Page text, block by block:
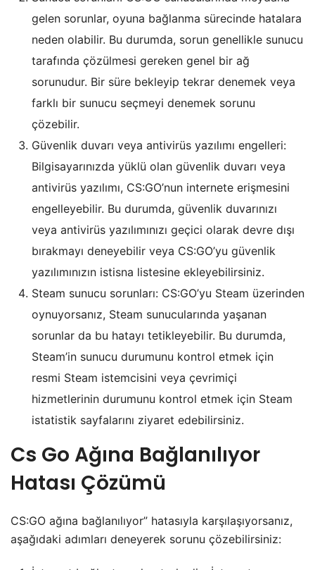
gelen sorunlar, oyuna bağlanma sürecinde hatalara
neden olabilir. Bu durumda, sorun genellikle sunucu
tarafında çözülmesi gereken genel bir ağ
sorunudur. Bir süre bekleyip tekrar denemek veya
farklı bir sunucu seçmeyi denemek sorunu
çözebilir.
Güvenlik duvarı veya antivirüs yazılımı engelleri:
Bilgisayarınızda yüklü olan güvenlik duvarı veya
antivirüs yazılımı, CS:GO’nun internete erişmesini
engelleyebilir. Bu durumda, güvenlik duvarınızı
veya antivirüs yazılımınızı geçici olarak devre dışı
bırakmayı deneyebilir veya CS:GO’yu güvenlik
yazılımınızın istisna listesine ekleyebilirsiniz.
Steam sunucu sorunları: CS:GO’yu Steam üzerinden
oynuyorsanız, Steam sunucularında yaşanan
sorunlar da bu hatayı tetikleyebilir. Bu durumda,
Steam’in sunucu durumunu kontrol etmek için
resmi Steam istemcisini veya çevrimiçi
hizmetlerinin durumunu kontrol etmek için Steam
istatistik sayfalarını ziyaret edebilirsiniz.
Cs Go Ağına Bağlanılıyor
Hatası Çözümü
CS:GO ağına bağlanılıyor” hatasıyla karşılaşıyorsanız,
aşağıdaki adımları deneyerek sorunu çözebilirsiniz: